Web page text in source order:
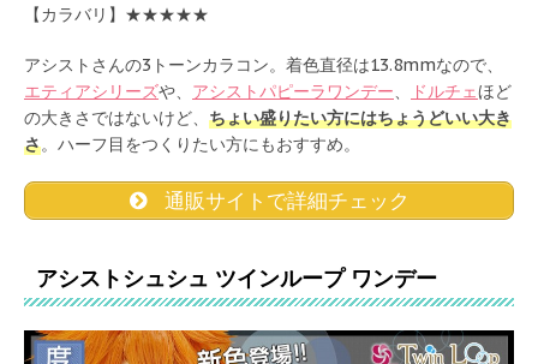
【カラバリ】★★★★★
アシストさんの3トーンカラコン。着色直径は13.8mmなので、
エティアシリーズや、 アシストパピーラワンデー、 ドルチェほど
の大きさではないけど、 ちょい盛りたい方にはちょうどいい大き
さ。ハーフ目をつくりたい方にもおすすめ。
通販サイトで詳細チェック
アシストシュシュ ツインループ ワンデー